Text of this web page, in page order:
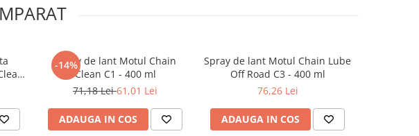
-14%
Spray de lant Motul Chain
Clean C1 - 400 ml
71,18 Lei61,01 Lei
ADAUGA IN COS
Spray de lant Motul Chain Lube
Off Road C3 - 400 ml
76,26 Lei
ADAUGA IN COS